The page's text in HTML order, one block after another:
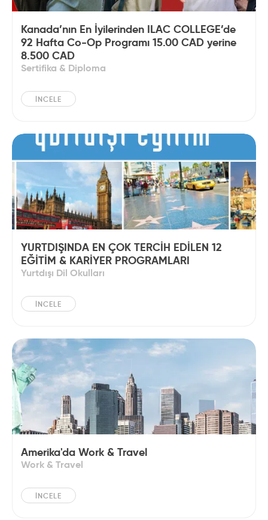
Kanada’nın En İyilerinden ILAC COLLEGE’de
92 Hafta Co-Op Programı 15.00 CAD yerine
8.500 CAD
Sertifika & Diploma
İNCELE
YURTDIŞINDA EN ÇOK TERCİH EDİLEN 12
EĞİTİM & KARİYER PROGRAMLARI
Yurtdışı Dil Okulları
İNCELE
Amerika'da Work & Travel
Work & Travel
İNCELE